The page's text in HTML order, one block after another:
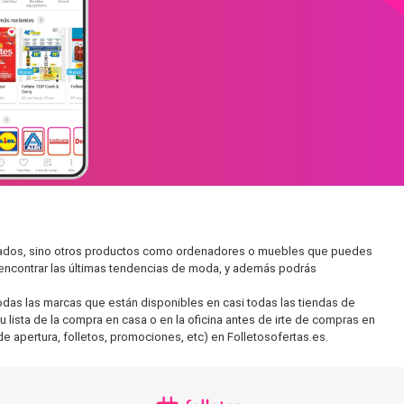
sino otros productos como ordenadores o muebles que puedes
las últimas tendencias de moda, y además podrás
las marcas que están disponibles en casi todas las tiendas de
de la compra en casa o en la oficina antes de irte de compras en
apertura, folletos, promociones, etc) en Folletosofertas.es.